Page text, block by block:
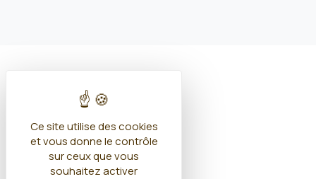
Ce site utilise des cookies
et vous donne le contrôle
sur ceux que vous
souhaitez activer